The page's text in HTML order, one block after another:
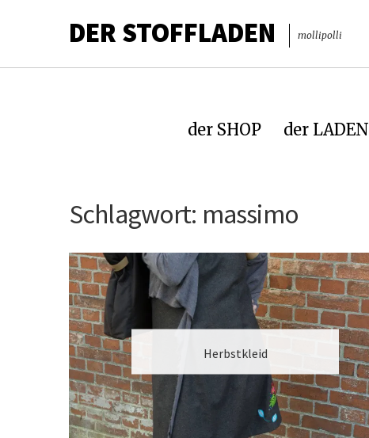
DER STOFFLADEN mollipolli
der SHOP der LADEN
Schlagwort: massimo
Herbstkleid